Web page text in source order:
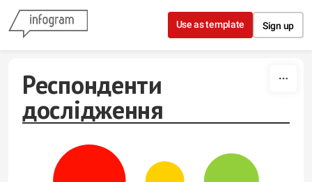
Skip to content
Use as template Sign up
Респонденти
дослідження